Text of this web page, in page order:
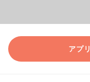
アプ